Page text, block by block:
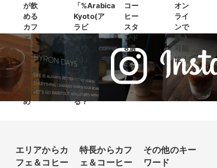
が飲
める
カフ
ェ・
コー
ヒー
スタ
ンド
まと
め
「%Arabica
Kyoto(ア
ラビ
カキ
ョウ
ト)」
って
知っ
て
る？
コー
ヒー
スタ
ンド
8選
オン
ライ
ンで
購入
可能
に！
エリアからカ
フェ＆コヒー
特長からカフ
ェ＆コーヒー
その他のキー
ワード